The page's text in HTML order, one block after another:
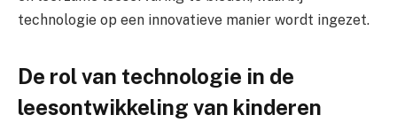
technologie op een innovatieve manier wordt ingezet.
De rol van technologie in de
leesontwikkeling van kinderen